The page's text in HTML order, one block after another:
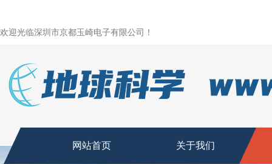
欢迎光临深圳市京都玉崎电子有限公司！
网站首页 关于我们